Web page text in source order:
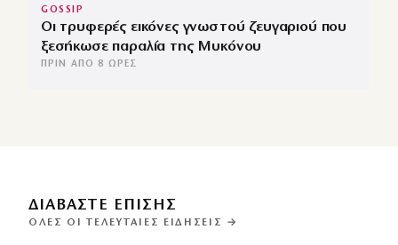
GOSSIP
Οι τρυφερές εικόνες γνωστού ζευγαριού που
ξεσήκωσε παραλία της Μυκόνου
ΠΡΙΝ ΑΠΌ 8 ΏΡΕΣ
ΔΙΑΒΑΣΤΕ ΕΠΙΣΗΣ
ΌΛΕΣ ΟΙ ΤΕΛΕΥΤΑΊΕΣ ΕΙΔΉΣΕΙΣ →